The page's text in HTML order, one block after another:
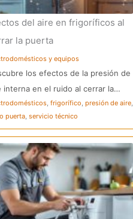
del aire en frigoríficos al
la puerta
y equipos
los efectos de la presión de
interna en el ruido al cerrar la…
, frigorífico, presión de aire,
puerta, servicio técnico